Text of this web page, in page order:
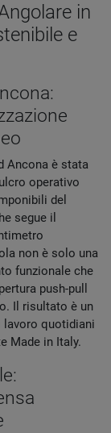
in
e
Ancona è stata
operativo
del
segue il
non è solo una
funzionale che
push-pull
Il risultato è un
quotidiani
Made in Italy.